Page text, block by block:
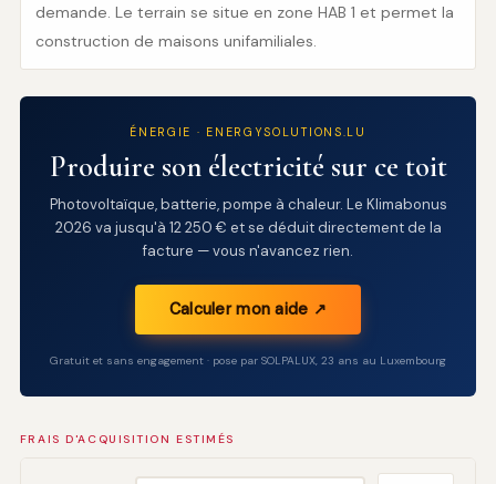
demande. Le terrain se situe en zone HAB 1 et permet la
construction de maisons unifamiliales.
ÉNERGIE · ENERGYSOLUTIONS.LU
Produire son électricité sur ce toit
Photovoltaïque, batterie, pompe à chaleur. Le Klimabonus
2026 va jusqu'à 12 250 € et se déduit directement de la
facture — vous n'avancez rien.
Calculer mon aide ↗
Gratuit et sans engagement · pose par SOLPALUX, 23 ans au Luxembourg
FRAIS D'ACQUISITION ESTIMÉS